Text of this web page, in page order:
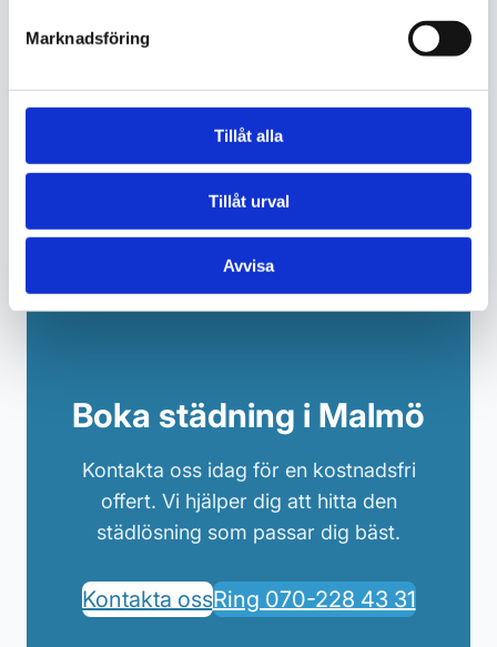
Marknadsföring
Tillåt alla
Tillåt urval
Avvisa
Hygienisk och välskött tvättstuga för
avtal anpassade efter era behov.
Begär offert
Boka städning i Malmö
Kontakta oss idag för en kostnadsfri
offert. Vi hjälper dig att hitta den
städlösning som passar dig bäst.
Kontakta ossRing 070-228 43 31